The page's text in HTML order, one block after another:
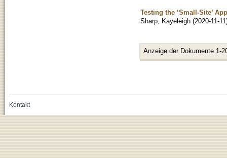
Testing the ‘Small-Site’
Sharp, Kayeleigh (2020-11-11
Anzeige der Dokumente 1-
Kontakt